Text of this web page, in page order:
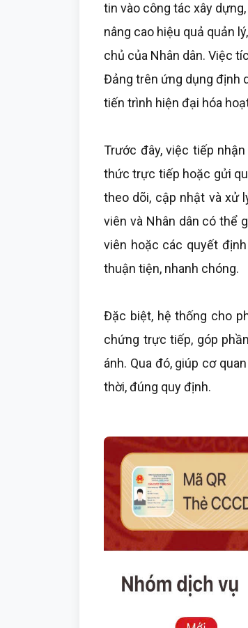
tin vào công tác xây
nâng cao hiệu quả quản
chủ của Nhân dân. Việc
Đảng trên ứng dụng định
tiến trình hiện đại hóa
Trước đây, việc tiếp
thức trực tiếp hoặc gửi
theo dõi, cập nhật và xử
viên và Nhân dân có thể
viên hoặc các quyết
thuận tiện, nhanh chóng.
Đặc biệt, hệ thống cho
chứng trực tiếp, góp
ánh. Qua đó, giúp cơ
thời, đúng quy định.